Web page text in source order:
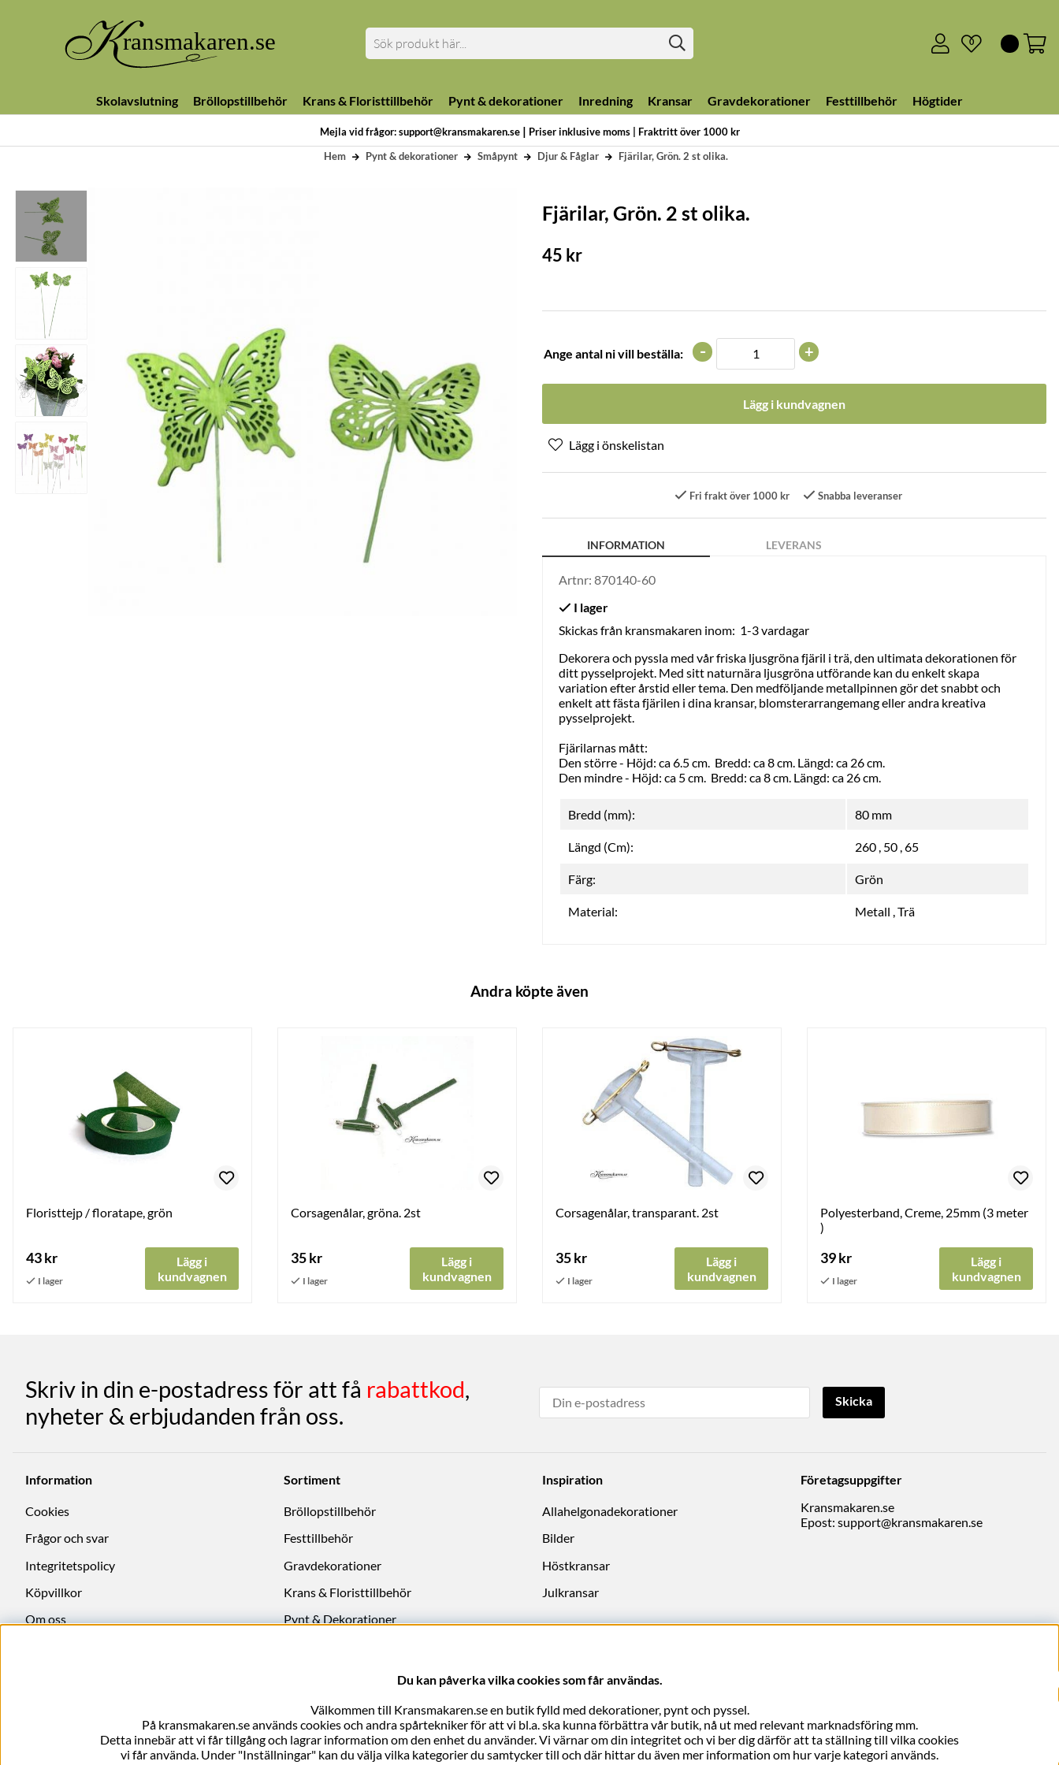
Mejla vid frågor: support@kransmakaren.se| Priser inklusive moms | Fraktritt över 1000 kr
0
Skolavslutning Bröllopstillbehör Krans & Floristtillbehör Pynt & dekorationer Inredning Kransar Gravdekorationer Festtillbehör Högtider
Hem Pynt & dekorationer Småpynt Djur & Fåglar Fjärilar, Grön. 2 st olika.
Fjärilar, Grön. 2 st olika.
45 kr
Ange antal ni vill beställa: +
-
Lägg i kundvagnen
Fri frakt över 1000 kr Snabba leveranser
INFORMATION LEVERANS
Artnr: 870140-60
Skickas från kransmakaren inom: 1-3 vardagar
Dekorera och pyssla med vår friska ljusgröna fjäril i trä, den ultimata dekorationen för
ditt pysselprojekt. Med sitt naturnära ljusgröna utförande kan du enkelt skapa
variation efter årstid eller tema. Den medföljande metallpinnen gör det snabbt och
enkelt att fästa fjärilen i dina kransar, blomsterarrangemang eller andra kreativa
pysselprojekt.
Fjärilarnas mått:
Den större - Höjd: ca 6.5 cm. Bredd: ca 8 cm. Längd: ca 26 cm.
Den mindre - Höjd: ca 5 cm. Bredd: ca 8 cm. Längd: ca 26 cm.
Bredd (mm): 80 mm
Längd (Cm): 260 50 65
Färg: Grön
Material: Metall , Trä
Andra köpte även
Floristtejp / floratape, grön
43 kr
Lägg i
kundvagnen
Corsagenålar, gröna. 2st
35 kr
Lägg i
kundvagnen
Corsagenålar, transparant. 2st
35 kr
Lägg i
kundvagnen
Polyesterband, Creme, 25mm (3 meter
)
39 kr
Lägg i
kundvagnen
Skriv in din e-postadress för att få rabattkod,
nyheter & erbjudanden från oss.
Skicka
Information
Cookies
Frågor och svar
Integritetspolicy
Köpvillkor
Om oss
Sortiment
Bröllopstillbehör
Festtillbehör
Gravdekorationer
Krans & Floristtillbehör
Pynt & Dekorationer
Inspiration
Allahelgonadekorationer
Bilder
Höstkransar
Julkransar
Företagsuppgifter
Kransmakaren.se
Epost: support@kransmakaren.se
Du kan påverka vilka cookies som får användas.
Välkommen till Kransmakaren.se en butik fylld med dekorationer, pynt och pyssel.
På kransmakaren.se används cookies och andra spårtekniker för att vi bl.a. ska kunna förbättra vår butik, nå ut med relevant marknadsföring mm.
Detta innebär att vi får tillgång och lagrar information om den enhet du använder. Vi värnar om din integritet och vi ber dig därför att ta ställning till vilka cookies
vi får använda. Under "Inställningar" kan du välja vilka kategorier du samtycker till och där hittar du även mer information om hur varje kategori används.